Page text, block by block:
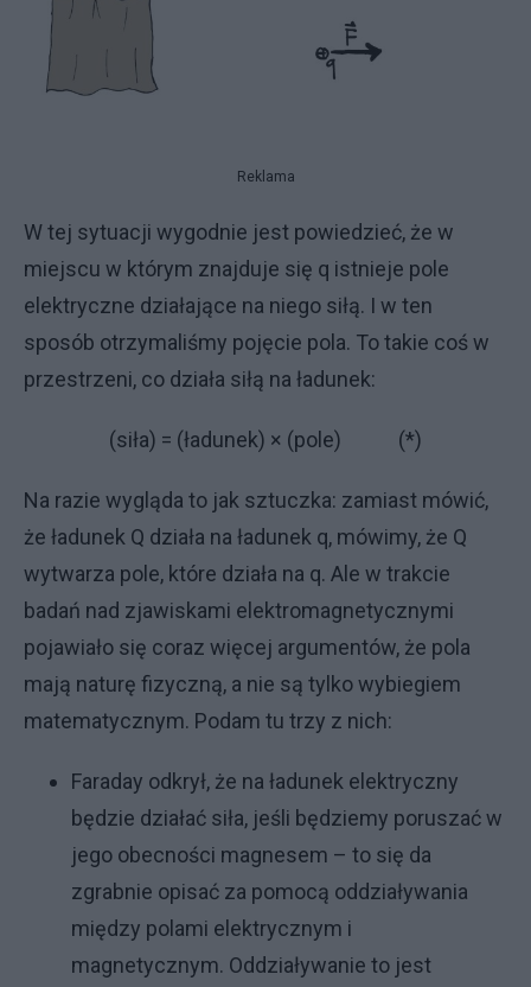
Reklama
W tej sytuacji wygodnie jest powiedzieć, że w
miejscu w którym znajduje się q istnieje pole
elektryczne działające na niego siłą. I w ten
sposób otrzymaliśmy pojęcie pola. To takie coś w
przestrzeni, co działa siłą na ładunek:
(siła) = (ładunek) × (pole) (*)
Na razie wygląda to jak sztuczka: zamiast mówić,
że ładunek Q działa na ładunek q, mówimy, że Q
wytwarza pole, które działa na q. Ale w trakcie
badań nad zjawiskami elektromagnetycznymi
pojawiało się coraz więcej argumentów, że pola
mają naturę fizyczną, a nie są tylko wybiegiem
matematycznym. Podam tu trzy z nich:
Faraday odkrył, że na ładunek elektryczny
będzie działać siła, jeśli będziemy poruszać w
jego obecności magnesem – to się da
zgrabnie opisać za pomocą oddziaływania
między polami elektrycznym i
magnetycznym. Oddziaływanie to jest